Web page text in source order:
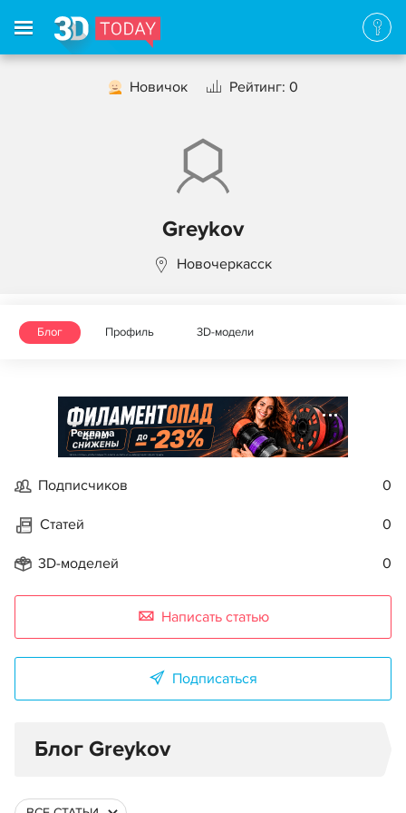
Новичок Рейтинг: 0
Greykov
Новочеркасск
Блог Профиль 3D-модели
Реклама
Подписчиков 0
Статей 0
3D-моделей 0
Написать статью
Подписаться
Блог Greykov